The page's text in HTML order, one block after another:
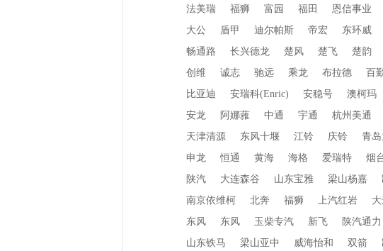
法美瑞
福狮 富园 福田 恩信事业
大公
盾甲 迪尔帕斯 帝宏 东环威
畅通路
长兴德龙 楚风 楚飞 楚韵
创维
诚志 驰远 乘龙 布拉德 百
比亚迪
安瑞科(Enric) 安稳号 澳柯玛
安龙
阿娜蕥 中通 宇通 杭州美通
天津清源
东风十堰 江铃 庆铃 青
申龙
恒通 黄海 海格 爱瑞特 烟
陕汽
大连森谷 山东宝雅 梁山杨嘉
南京依维柯
北奔 福狮 上汽红岩
东风
东风 玉柴专汽 新飞 陕汽通力
山东铁马
梁山亚中 威海怡和 双箭